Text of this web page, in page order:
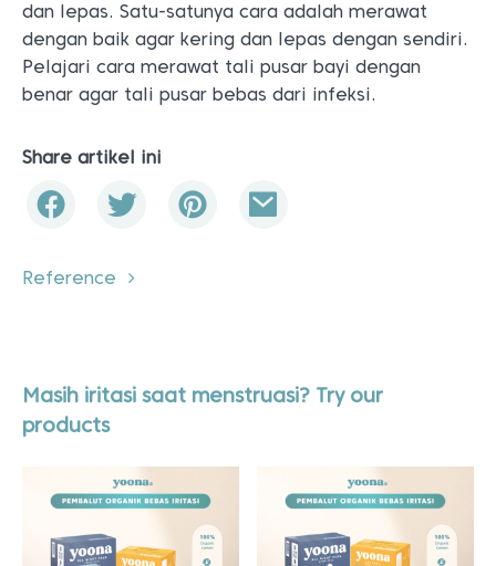
dan lepas. Satu-satunya cara adalah merawat
dengan baik agar kering dan lepas dengan sendiri.
Pelajari cara merawat tali pusar bayi dengan
benar agar tali pusar bebas dari infeksi.
Share artikel ini
Reference
Masih iritasi saat menstruasi? Try our
products